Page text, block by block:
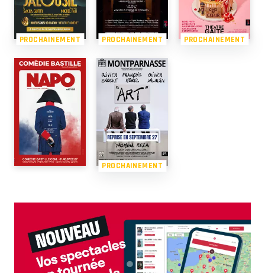
PROCHAINEMENT PROCHAINEMENT PROCHAINEMENT
PROCHAINEMENT